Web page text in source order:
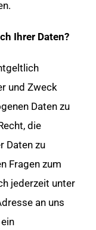
Ihrer Daten?
und Zweck
Daten zu
die
Daten zu
Fragen zum
jederzeit unter
an uns